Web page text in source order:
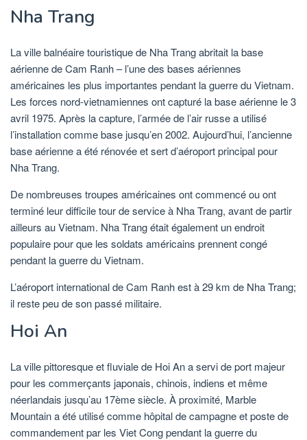
Nha Trang
La ville balnéaire touristique de Nha Trang abritait la base
aérienne de Cam Ranh – l’une des bases aériennes
américaines les plus importantes pendant la guerre du Vietnam.
Les forces nord-vietnamiennes ont capturé la base aérienne le 3
avril 1975. Après la capture, l’armée de l’air russe a utilisé
l’installation comme base jusqu’en 2002. Aujourd’hui, l’ancienne
base aérienne a été rénovée et sert d’aéroport principal pour
Nha Trang.
De nombreuses troupes américaines ont commencé ou ont
terminé leur difficile tour de service à Nha Trang, avant de partir
ailleurs au Vietnam. Nha Trang était également un endroit
populaire pour que les soldats américains prennent congé
pendant la guerre du Vietnam.
L’aéroport international de Cam Ranh est à 29 km de Nha Trang;
il reste peu de son passé militaire.
Hoi An
La ville pittoresque et fluviale de Hoi An a servi de port majeur
pour les commerçants japonais, chinois, indiens et même
néerlandais jusqu’au 17ème siècle. À proximité, Marble
Mountain a été utilisé comme hôpital de campagne et poste de
commandement par les Viet Cong pendant la guerre du